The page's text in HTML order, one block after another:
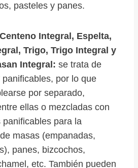
pasteles y panes.
Integral, Espelta,
Trigo, Trigo Integral y
Integral: se trata de
panificables, por lo que
por separado,
ellas o mezcladas con
panificables para la
masas (empanadas,
panes, bizcochos,
etc. También pueden